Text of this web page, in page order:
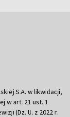
S.A. w likwidacji,
w art. 21 ust. 1
(Dz. U. z 2022 r.